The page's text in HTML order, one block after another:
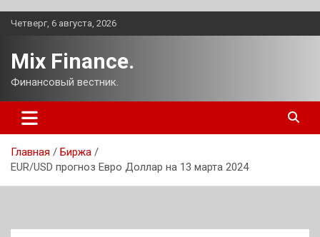
Перейти
Четверг, 6 августа, 2026
Mix Finance.
Финансовый вестник.
Главная
Биржа
EUR/USD прогноз Евро Доллар на 13 марта 2024